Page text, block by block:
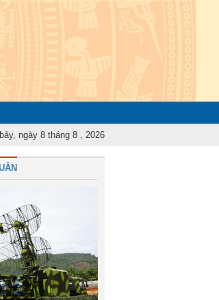
vụ công tác kiểm tra, giám sát năm 2025
ngày 8 tháng 8 , 2026